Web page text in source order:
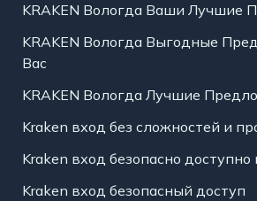
KRAKEN Вологда Ваши Лучшие
KRAKEN Вологда Выгодные
Вас
KRAKEN Вологда Лучшие
Kraken вход без сложностей и
Kraken вход безопасно доступно
Kraken вход безопасный доступ